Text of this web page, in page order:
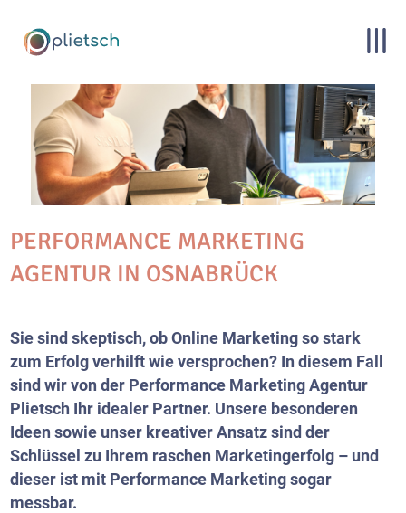
PERFORMANCE MARKETING
AGENTUR IN OSNABRÜCK
Sie sind skeptisch, ob Online Marketing so stark
zum Erfolg verhilft wie versprochen? In diesem Fall
sind wir von der Performance Marketing Agentur
Plietsch Ihr idealer Partner. Unsere besonderen
Ideen sowie unser kreativer Ansatz sind der
Schlüssel zu Ihrem raschen Marketingerfolg – und
dieser ist mit Performance Marketing sogar
messbar.